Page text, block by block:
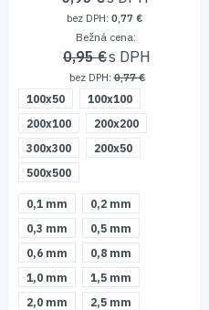
0,77 €
Bežná cena
0,95 €
0,77 €
100x50
100x100
200x100
200x200
300x300
200x50
500x500
0,1 mm
0,2 mm
0,3 mm
0,5 mm
0,6 mm
0,8 mm
1,0 mm
1,5 mm
2,0 mm
2,5 mm